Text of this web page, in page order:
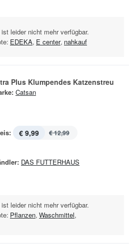
leider nicht mehr verfügbar.
EDEKA, E center, nahkauf
Plus Klumpendes Katzenstreu
Catsan
€ 9,99 € 12,99
DAS FUTTERHAUS
leider nicht mehr verfügbar.
Pflanzen, Waschmittel,